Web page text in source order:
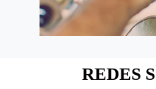
REDES